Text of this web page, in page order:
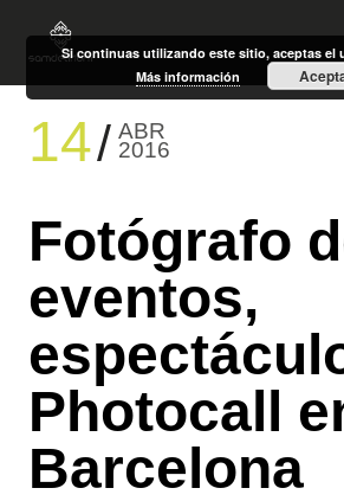
14 ABR
2016
Fotógrafo
eventos,
Photocall
Barcelona
Si continuas utilizando este sitio, aceptas el
Más información